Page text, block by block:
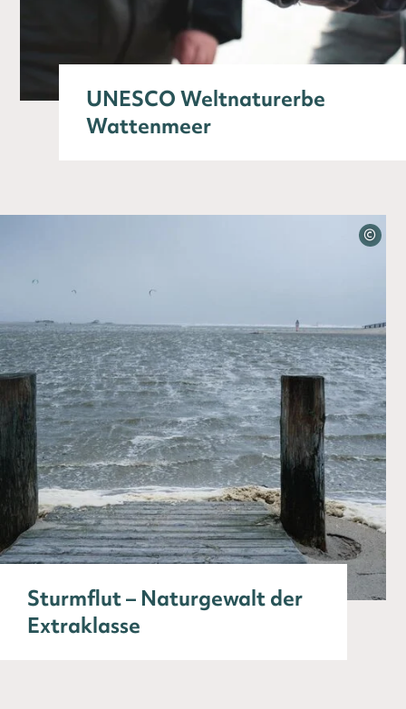
UNESCO Weltnaturerbe
Wattenmeer
Sturmflut – Naturgewalt der
Extraklasse
©